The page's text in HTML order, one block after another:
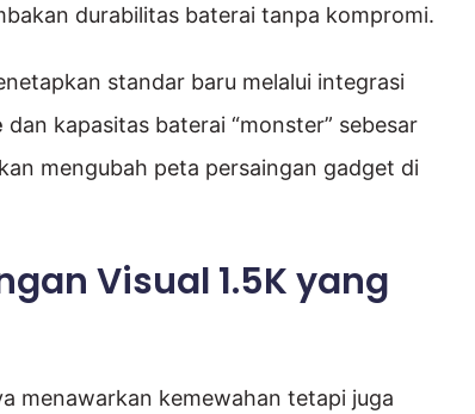
durabilitas baterai tanpa kompromi.
standar baru melalui integrasi
dan kapasitas baterai “monster” sebesar
mengubah peta persaingan gadget di
Visual 1.5K yang
menawarkan kemewahan tetapi juga